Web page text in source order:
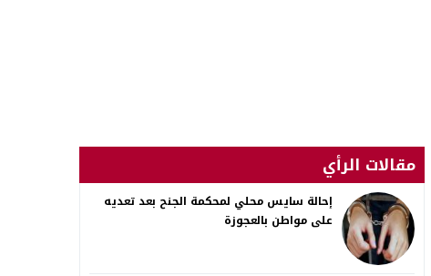
مقالات الرأي
إحالة سايس محلي لمحكمة الجنح بعد تعديه
على مواطن بالعجوزة